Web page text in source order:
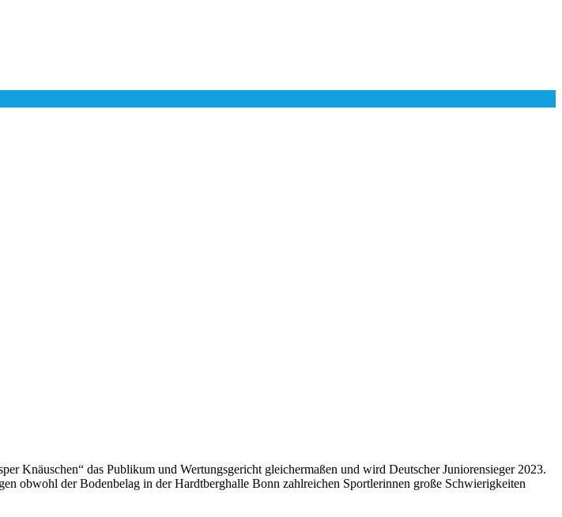
Knäuschen“ das Publikum und Wertungsgericht gleichermaßen und wird Deutscher Juniorensieger 2023.
obwohl der Bodenbelag in der Hardtberghalle Bonn zahlreichen Sportlerinnen große Schwierigkeiten